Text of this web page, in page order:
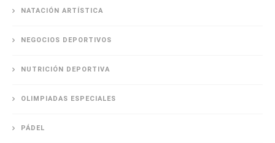
NATACIÓN ARTÍSTICA
NEGOCIOS DEPORTIVOS
NUTRICIÓN DEPORTIVA
OLIMPIADAS ESPECIALES
PÁDEL